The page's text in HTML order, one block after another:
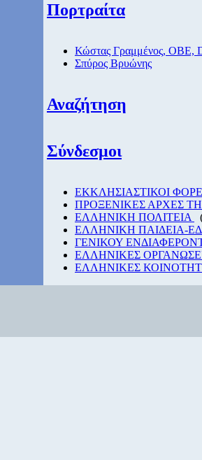
Πορτραίτα
Κώστας Γραμμένος, ΟΒΕ,
Σπύρος Βρυώνης
Αναζήτηση
Σύνδεσμοι
EKKΛΗΣΙΑΣΤΙΚΟΙ
ΠΡΟΞΕΝΙΚΕΣ ΑΡΧΕΣ
ΕΛΛΗΝΙΚΗ ΠΟΛΙΤΕΙΑ
ΕΛΛΗΝΙΚΗ ΠΑΙΔΕΙΑ-
ΓΕΝΙΚΟΥ
ΕΛΛΗΝΙΚΕΣ
ΕΛΛΗΝΙΚΕΣ